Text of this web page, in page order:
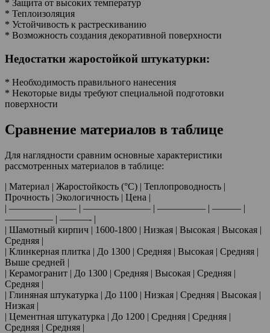
* Защита от высоких температур
* Теплоизоляция
* Устойчивость к растрескиванию
* Возможность создания декоративной поверхности
Недостатки жаростойкой штукатурки:
* Необходимость правильного нанесения
* Некоторые виды требуют специальной подготовки
поверхности
Сравнение материалов в таблице
Для наглядности сравним основные характеристики
рассмотренных материалов в таблице:
| Материал | Жаростойкость (°C) | Теплопроводность |
Прочность | Экологичность | Цена |
| ——————— | ——————— | ————— | ——— |
————— | ———- |
| Шамотный кирпич | 1600-1800 | Низкая | Высокая | Высокая |
Средняя |
| Клинкерная плитка | До 1300 | Средняя | Высокая | Средняя |
Выше средней |
| Керамогранит | До 1300 | Средняя | Высокая | Средняя |
Средняя |
| Глиняная штукатурка | До 1100 | Низкая | Средняя | Высокая |
Низкая |
| Цементная штукатурка | До 1200 | Средняя | Средняя |
Средняя | Средняя |